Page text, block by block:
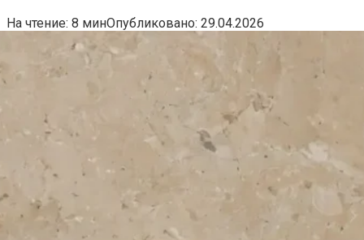
На чтение: 8 минОпубликовано: 29.04.2026